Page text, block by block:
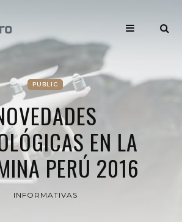
PUBLIC
EN LA
PERÚ 2016
INFORMATIVAS